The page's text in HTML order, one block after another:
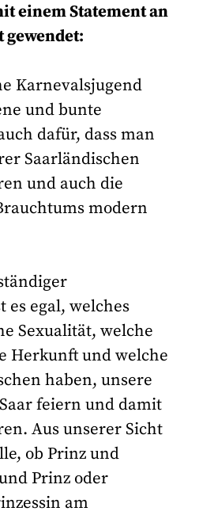
einem Statement an
Karnevalsjugend
und bunte
dafür, dass man
Saarländischen
und auch die
modern
es egal, welches
Sexualität, welche
Herkunft und welche
haben, unsere
feiern und damit
Aus unserer Sicht
ob Prinz und
Prinz oder
am